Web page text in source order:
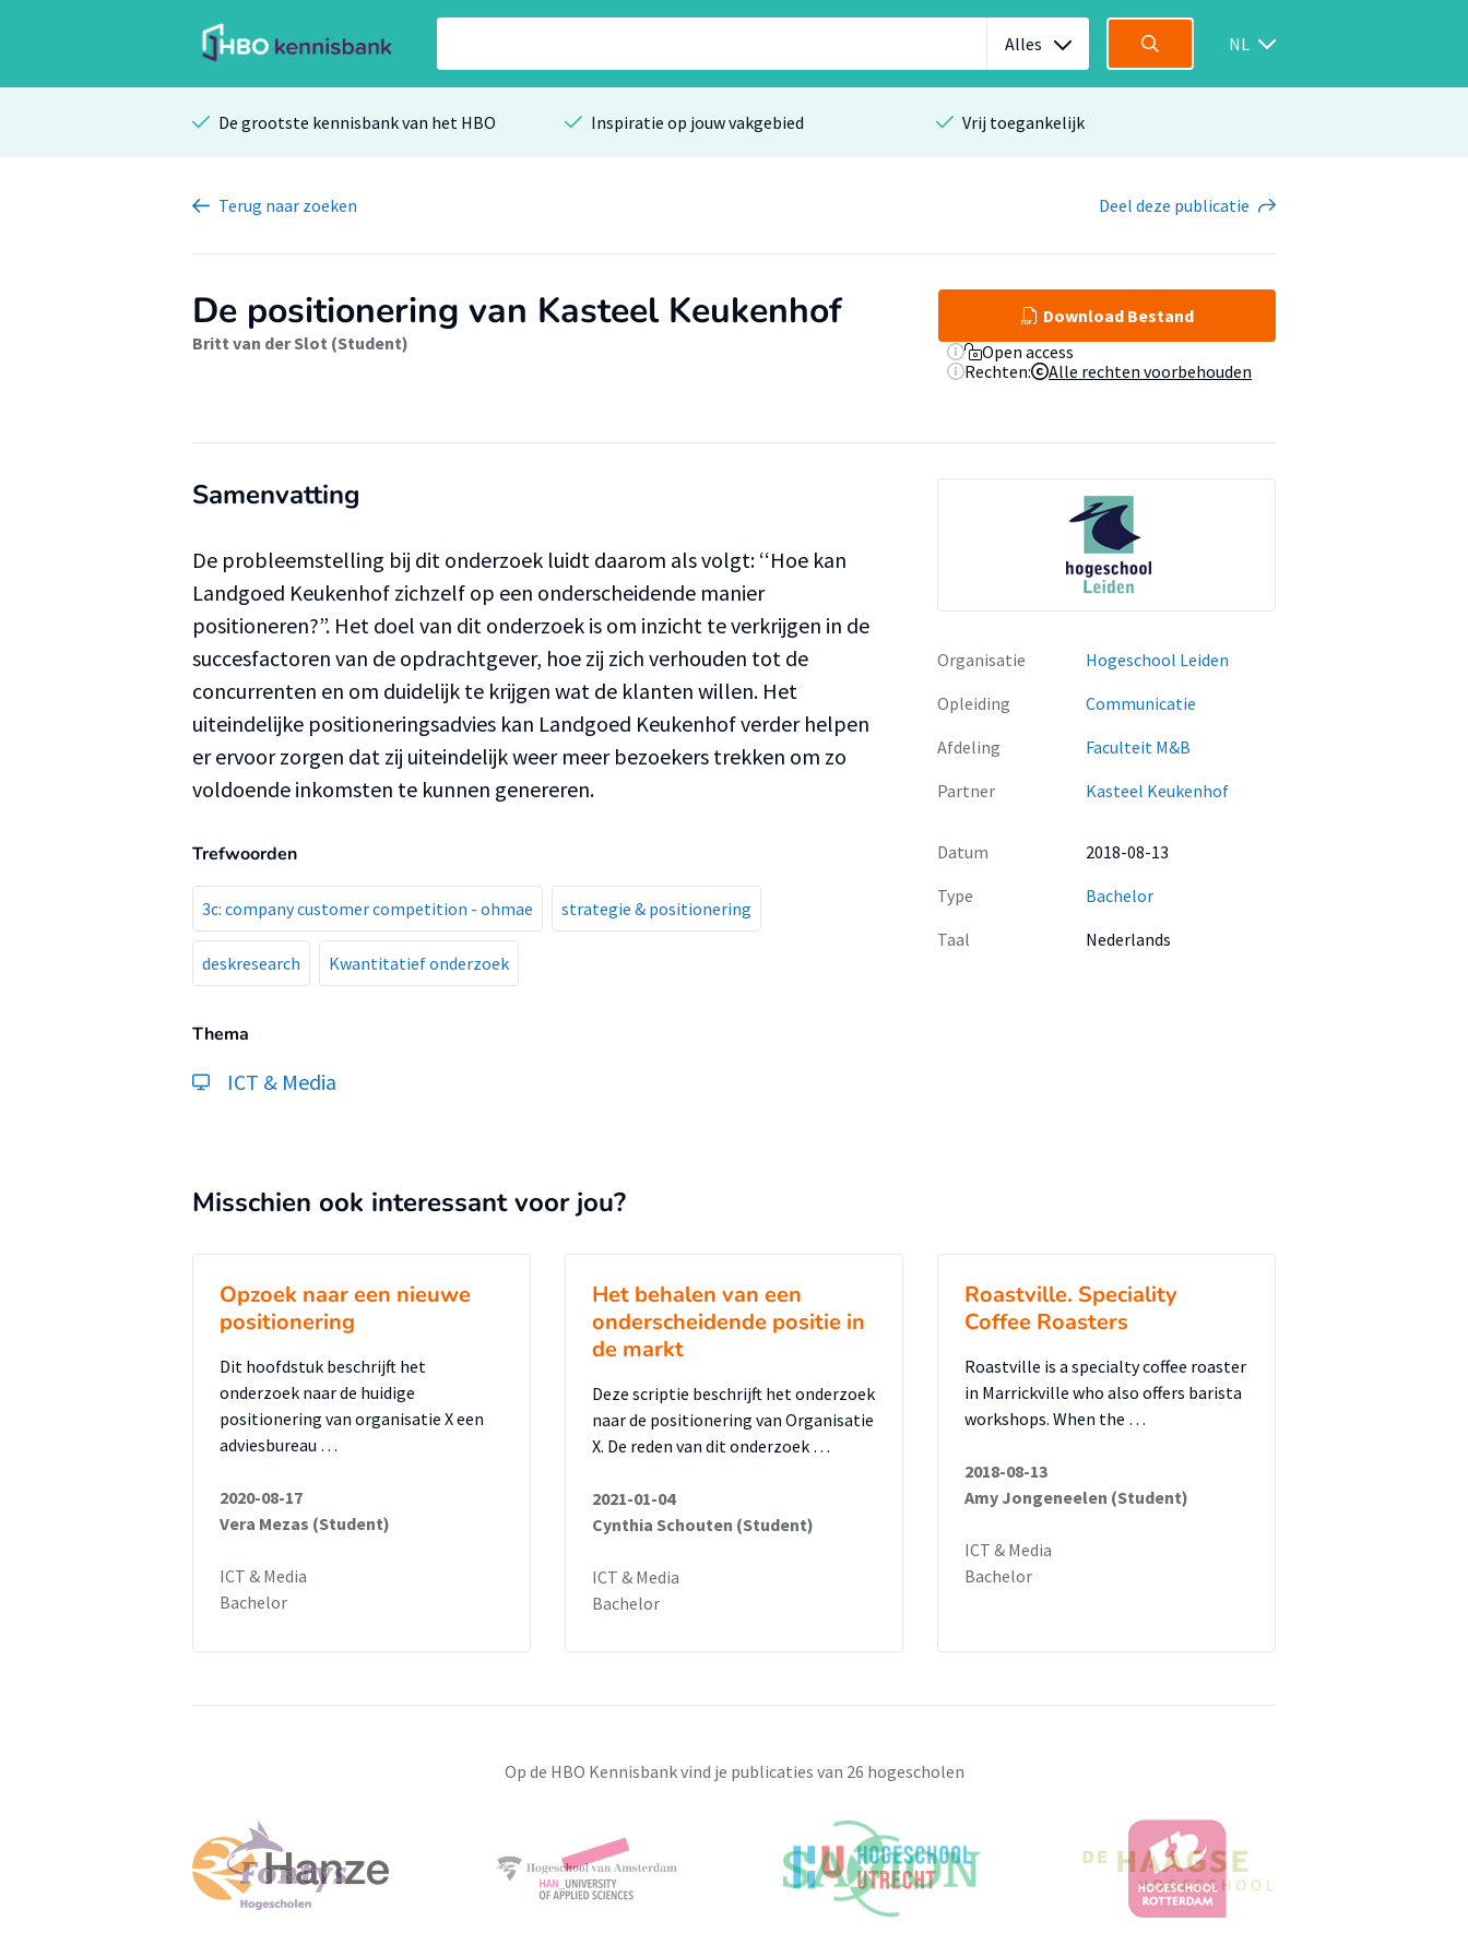
Alles NL
De grootste kennisbank van het HBO Inspiratie op jouw vakgebied Vrij toegankelijk
Terug naar zoeken Deel deze publicatie
De positionering van Kasteel Keukenhof
Britt van der Slot (Student)
Download Bestand
Open access
Rechten:
Alle rechten voorbehouden
Samenvatting
De probleemstelling bij dit onderzoek luidt daarom als volgt: ‘‘Hoe kan
Landgoed Keukenhof zichzelf op een onderscheidende manier
positioneren?”. Het doel van dit onderzoek is om inzicht te verkrijgen in de
succesfactoren van de opdrachtgever, hoe zij zich verhouden tot de
concurrenten en om duidelijk te krijgen wat de klanten willen. Het
uiteindelijke positioneringsadvies kan Landgoed Keukenhof verder helpen
er ervoor zorgen dat zij uiteindelijk weer meer bezoekers trekken om zo
voldoende inkomsten te kunnen genereren.
Trefwoorden
3c: company customer competition - ohmae strategie & positionering
deskresearch Kwantitatief onderzoek
Thema
ICT & Media
Organisatie
Hogeschool Leiden
Opleiding
Communicatie
Afdeling
Faculteit M&B
Partner
Kasteel Keukenhof
Datum
2018-08-13
Type
Bachelor
Taal
Nederlands
Misschien ook interessant voor jou?
Opzoek naar een nieuwe
positionering
Dit hoofdstuk beschrijft het
onderzoek naar de huidige
positionering van organisatie X een
adviesbureau …
2020-08-17
Vera Mezas (Student)
ICT & Media
Bachelor
Het behalen van een
onderscheidende positie in
de markt
Deze scriptie beschrijft het onderzoek
naar de positionering van Organisatie
X. De reden van dit onderzoek …
2021-01-04
Cynthia Schouten (Student)
ICT & Media
Bachelor
Roastville. Speciality
Coffee Roasters
Roastville is a specialty coffee roaster
in Marrickville who also offers barista
workshops. When the …
2018-08-13
Amy Jongeneelen (Student)
ICT & Media
Bachelor
Op de HBO Kennisbank vind je publicaties van 26 hogescholen